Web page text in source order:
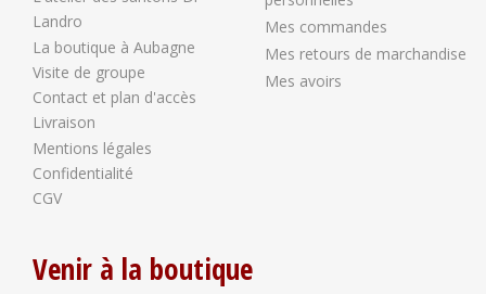
Landro
La boutique à Aubagne
Visite de groupe
Contact et plan d'accès
Livraison
Mentions légales
Confidentialité
CGV
Mes commandes
Mes retours de marchandise
Mes avoirs
Venir à la boutique